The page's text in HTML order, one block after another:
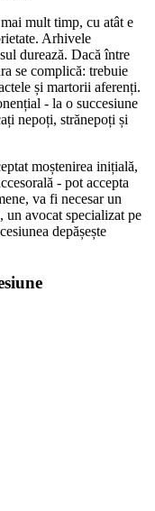
mult timp, cu atât e
Arhivele
durează. Dacă între
se complică: trebuie
și martorii aferenți.
- la o succesiune
nepoți, strănepoți și
moștenirea inițială,
- pot accepta
va fi necesar un
un avocat specializat pe
depășește